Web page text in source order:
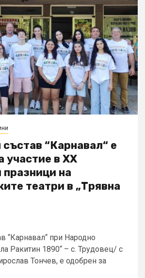
“Карнавал“ е
участие в ХХ
на
театри в „Трявна
“Карнавал“ при Народно
Ракитин 1890“ – с. Трудовец/ с
Тончев, е одобрен за